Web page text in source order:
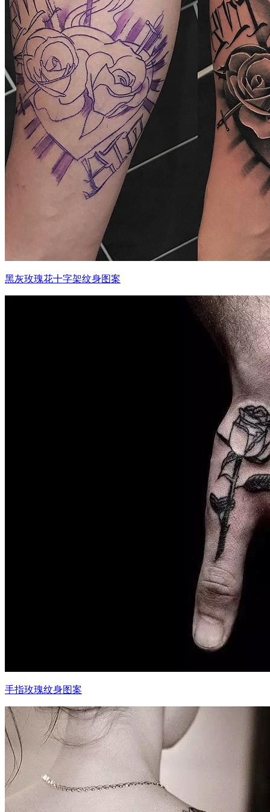
武汉老兵纹身微信
： 服务号：laobingwenshen 订阅号：laobing66666 打造国
文资讯！精美纹身图案及手稿 纹身作品 一站搞定！回复相
问千万素材的微官网，中国最强最全纹身图案尽在其中！
黑灰玫瑰花十字架纹身图案
手指玫瑰纹身图案